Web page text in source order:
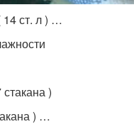
14 ст. л ) …
)
) …